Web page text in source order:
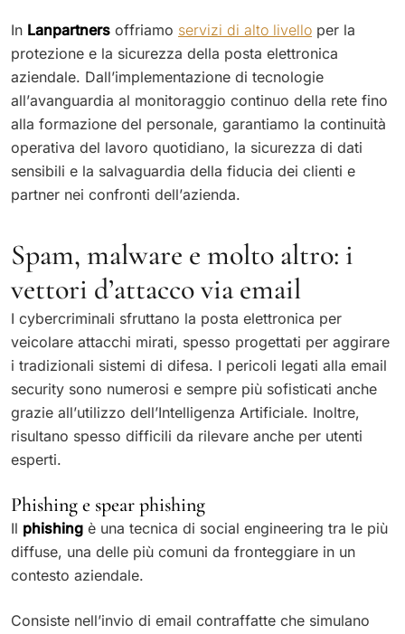
In Lanpartners offriamo servizi di alto livello per la
protezione e la sicurezza della posta elettronica
aziendale. Dall’implementazione di tecnologie
all’avanguardia al monitoraggio continuo della rete fino
alla formazione del personale, garantiamo la continuità
operativa del lavoro quotidiano, la sicurezza di dati
sensibili e la salvaguardia della fiducia dei clienti e
partner nei confronti dell’azienda.
Spam, malware e molto altro: i
vettori d’attacco via email
I cybercriminali sfruttano la posta elettronica per
veicolare attacchi mirati, spesso progettati per aggirare
i tradizionali sistemi di difesa. I pericoli legati alla email
security sono numerosi e sempre più sofisticati anche
grazie all’utilizzo dell’Intelligenza Artificiale. Inoltre,
risultano spesso difficili da rilevare anche per utenti
esperti.
Phishing e spear phishing
Il phishing è una tecnica di social engineering tra le più
diffuse, una delle più comuni da fronteggiare in un
contesto aziendale.
Consiste nell’invio di email contraffatte che simulano